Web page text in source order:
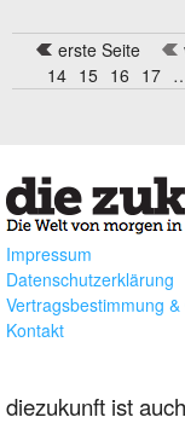
Seiten
erste Seite
14 15 16 17
Impressum
Datenschutzerklärung
Vertragsbestimmung
Kontakt
diezukunft ist